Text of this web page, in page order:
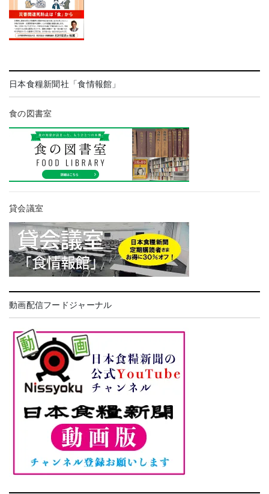
日本食糧新聞社「食情報館」
食の図書室
貸会議室
動画配信フードジャーナル